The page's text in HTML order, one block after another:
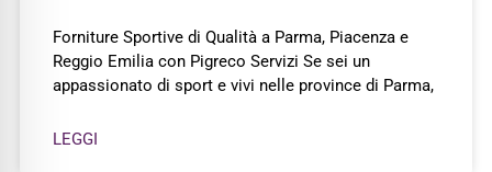
Forniture Sportive di Qualità a Parma, Piacenza e
Reggio Emilia con Pigreco Servizi Se sei un
appassionato di sport e vivi nelle province di Parma,
LEGGI